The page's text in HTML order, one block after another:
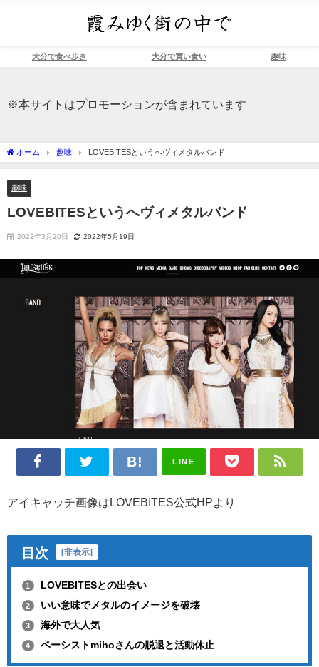
大分で食べ歩き 大分で買い食い 趣味
※本サイトはプロモーションが含まれています
ホーム 趣味 LOVEBITESというへヴィメタルバンド
趣味
LOVEBITESというへヴィメタルバンド
2022年3月20日 2022年5月19日
LINE
アイキャッチ画像はLOVEBITES公式HPより
目次 [非表示]
1 LOVEBITESとの出会い
2 いい意味でメタルのイメージを破壊
3 海外で大人気
4 ベーシストmihoさんの脱退と活動休止